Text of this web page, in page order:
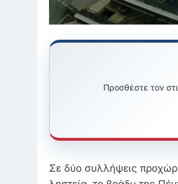
Προσθέστε τον
Σε δύο συλλήψεις